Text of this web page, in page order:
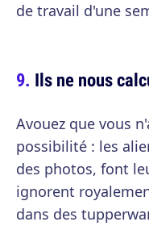
de travail d'une
Ils ne nous
Avouez que vous
possibilité : les
des photos, font
ignorent
dans des